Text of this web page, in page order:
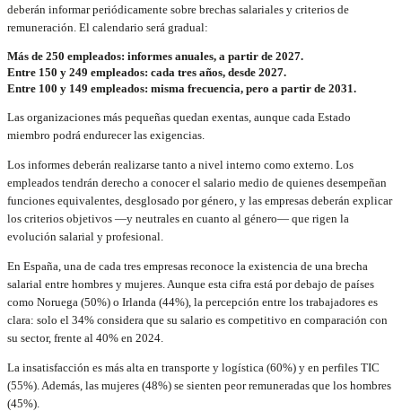
deberán informar periódicamente sobre brechas salariales y criterios de
remuneración. El calendario será gradual:
Más de 250 empleados: informes anuales, a partir de 2027.
Entre 150 y 249 empleados: cada tres años, desde 2027.
Entre 100 y 149 empleados: misma frecuencia, pero a partir de 2031.
Las organizaciones más pequeñas quedan exentas, aunque cada Estado
miembro podrá endurecer las exigencias.
Los informes deberán realizarse tanto a nivel interno como externo. Los
empleados tendrán derecho a conocer el salario medio de quienes desempeñan
funciones equivalentes, desglosado por género, y las empresas deberán explicar
los criterios objetivos —y neutrales en cuanto al género— que rigen la
evolución salarial y profesional.
En España, una de cada tres empresas reconoce la existencia de una brecha
salarial entre hombres y mujeres. Aunque esta cifra está por debajo de países
como Noruega (50%) o Irlanda (44%), la percepción entre los trabajadores es
clara: solo el 34% considera que su salario es competitivo en comparación con
su sector, frente al 40% en 2024.
La insatisfacción es más alta en transporte y logística (60%) y en perfiles TIC
(55%). Además, las mujeres (48%) se sienten peor remuneradas que los hombres
(45%).